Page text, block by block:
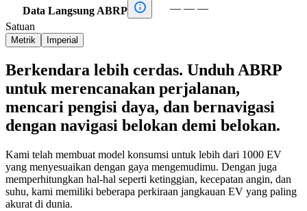
Data Langsung ABRP  — — —
Satuan
Metrik Imperial
Berkendara lebih cerdas. Unduh ABRP
untuk merencanakan perjalanan,
mencari pengisi daya, dan bernavigasi
dengan navigasi belokan demi belokan.
Kami telah membuat model konsumsi untuk lebih dari 1000 EV
yang menyesuaikan dengan gaya mengemudimu. Dengan juga
memperhitungkan hal-hal seperti ketinggian, kecepatan angin, dan
suhu, kami memiliki beberapa perkiraan jangkauan EV yang paling
akurat di dunia.